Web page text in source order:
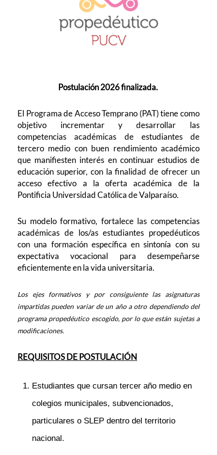
Postulación 2026 finalizada.
El Programa de Acceso Temprano (PAT) tiene como
objetivo incrementar y desarrollar las
competencias académicas de estudiantes de
tercero medio con buen rendimiento académico
que manifiesten interés en continuar estudios de
educación superior, con la finalidad de ofrecer un
acceso efectivo a la oferta académica de la
Pontificia Universidad Católica de Valparaíso.
Su modelo formativo, fortalece las competencias
académicas de los/as estudiantes propedéuticos
con una formación específica en sintonía con su
expectativa vocacional para desempeñarse
eficientemente en la vida universitaria.
Los ejes formativos y por consiguiente las asignaturas
impartidas pueden variar de un año a otro dependiendo del
programa propedéutico escogido, por lo que están sujetas a
modificaciones.
REQUISITOS DE POSTULACIÓN
Estudiantes que cursan tercer año medio en
colegios municipales, subvencionados,
particulares o SLEP dentro del territorio
nacional.